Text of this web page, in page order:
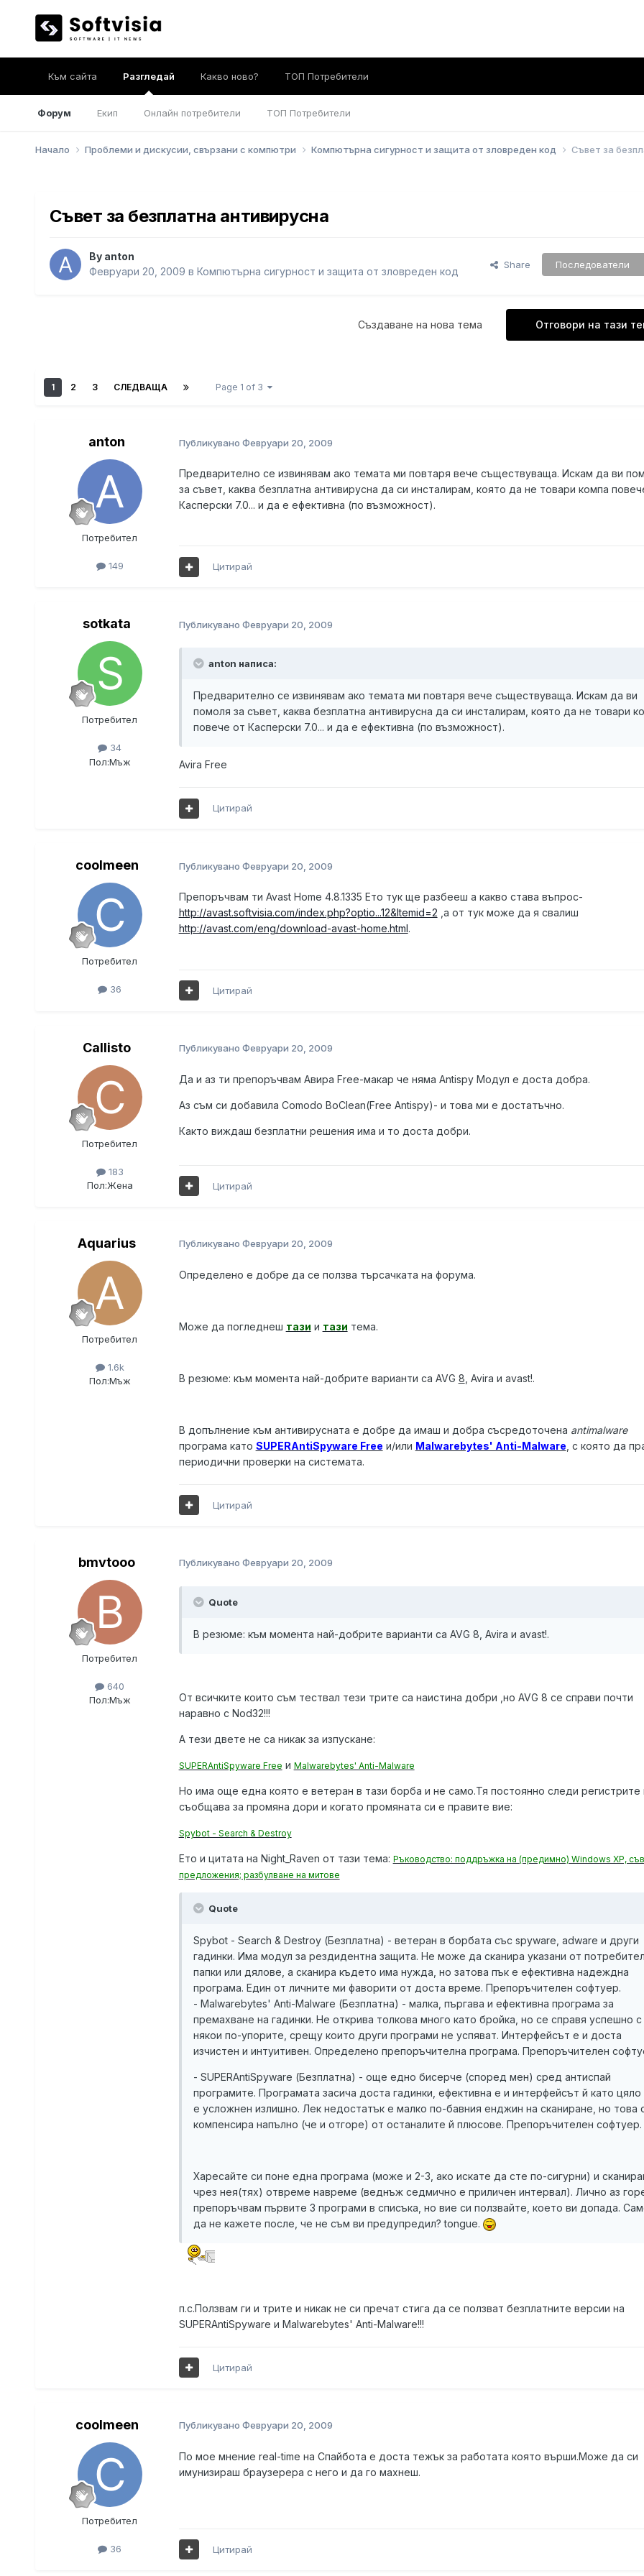
Към сайта Разгледай
Форум Екип Онлайн потребители ТОП Потребители
Какво ново? ТОП Потребители
Начало Проблеми и дискусии, свързани с компютри Компютърна сигурност и защита от зловреден код Съвет за
Съвет за безплатна антивирусна
By anton
Февруари 20, 2009 в Компютърна сигурност и защита от зловреден код
Share Последователи
Отговори на тази
Създаване на нова тема
1 2 3 СЛЕДВАЩА Page 1 of 3
anton
Потребител
149
Публикувано Февруари 20, 2009
Предварително се извинявам ако темата ми повтаря вече съществуваща. Искам да ви
за съвет, каква безплатна антивирусна да си инсталирам, която да не товари компа
Касперски 7.0... и да е ефективна (по възможност).
Цитирай
sotkata
Потребител
34
Пол:Мъж
Публикувано Февруари 20, 2009
anton написа:
Предварително се извинявам ако темата ми повтаря вече съществуваща. Искам да ви
помоля за съвет, каква безплатна антивирусна да си инсталирам, която да не товари
повече от Касперски 7.0... и да е ефективна (по възможност).
Avira Free
Цитирай
coolmeen
Потребител
36
Публикувано Февруари 20, 2009
Препоръчвам ти Avast Home 4.8.1335 Ето тук ще разбееш а какво става въпрос-
http://avast.softvisia.com/index.php?optio...12&Itemid=2 ,а от тук може да я свалиш
http://avast.com/eng/download-avast-home.html.
Цитирай
Callisto
Потребител
183
Пол:Жена
Публикувано Февруари 20, 2009
Да и аз ти препоръчвам Авира Free-макар че няма Antispy Модул е доста добра.
Аз съм си добавила Comodo BoClean(Free Antispy)- и това ми е достатъчно.
Както виждаш безплатни решения има и то доста добри.
Цитирай
Aquarius
Потребител
1.6k
Пол:Мъж
Публикувано Февруари 20, 2009
Определено е добре да се ползва търсачката на форума.
Може да погледнеш тази и тази тема.
В резюме: към момента най-добрите варианти са AVG 8 , Avira и avast!.
В допълнение към антивирусната е добре да имаш и добра съсредоточена antimalware
програма като SUPERAntiSpyware Free и/или Malwarebytes' Anti-Malware , с която да
периодични проверки на системата.
Цитирай
bmvtooo
Потребител
640
Пол:Мъж
Публикувано Февруари 20, 2009
Quote
В резюме: към момента най-добрите варианти са AVG 8, Avira и avast!.
От всичките които съм тествал тези трите са наистина добри ,но AVG 8 се справи почти
наравно с Nod32!!!
А тези двете не са никак за изпускане:
SUPERAntiSpyware Free и Malwarebytes' Anti-Malware
Но има още една която е ветеран в тази борба и не само.Тя постоянно следи регистрите
съобщава за промяна дори и когато промяната си е правите вие:
Spybot - Search & Destroy
Ето и цитата на Night_Raven от тази тема: Ръководство: поддръжка на (предимно) Windows XP,
предложения; разбулване на митове
Quote
Spybot - Search & Destroy (Безплатна) - ветеран в борбата със spyware, adware и други
гадинки. Има модул за рездидентна защита. Не може да сканира указани от
папки или дялове, а сканира където има нужда, но затова пък е ефективна надеждна
програма. Един от личните ми фаворити от доста време. Препоръчителен софтуер.
- Malwarebytes' Anti-Malware (Безплатна) - малка, пъргава и ефективна програма за
премахване на гадинки. Не открива толкова много като бройка, но се справя успешно с
някои по-упорите, срещу които други програми не успяват. Интерфейсът е и доста
изчистен и интуитивен. Определено препоръчителна програма. Препоръчителен
- SUPERAntiSpyware (Безплатна) - още едно бисерче (според мен) сред антиспай
програмите. Програмата засича доста гадинки, ефективна е и интерфейсът й като цяло
е усложнен излишно. Лек недостатък е малко по-бавния енджин на сканиране, но това
компенсира напълно (че и отгоре) от останалите й плюсове. Препоръчителен софтуер.
Харесайте си поне една програма (може и 2-3, ако искате да сте по-сигурни) и
чрез нея(тях) отвреме навреме (веднъж седмично е приличен интервал). Лично аз
препоръчвам първите 3 програми в списъка, но вие си ползвайте, което ви допада.
да не кажете после, че не съм ви предупредил? tongue.
п.с.Ползвам ги и трите и никак не си пречат стига да се ползват безплатните версии на
SUPERAntiSpyware и Malwarebytes' Anti-Malware!!!
Цитирай
coolmeen
Потребител
36
Публикувано Февруари 20, 2009
По мое мнение real-time на Спайбота е доста тежък за работата която върши.Може да си
имунизираш браузерера с него и да го махнеш.
Цитирай